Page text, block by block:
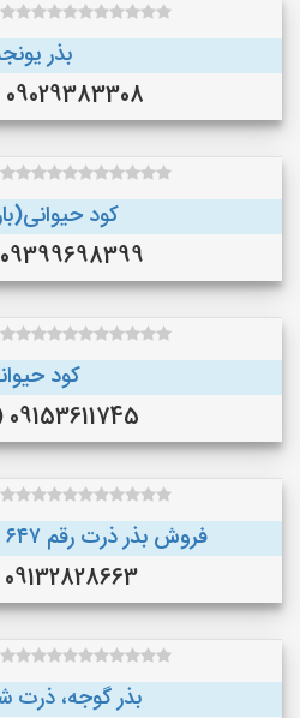
بذر
09029383308 (بجنورد )
کود
09399698399 (مشهد )
کود
09153611745 (بیرجند )
فروش بذر ذرت رقم ۶۴۷ ۹۰ روز تولید ۱۴۰۲
09132828663 (شهرکرد)
بذر گوجه، ذرت